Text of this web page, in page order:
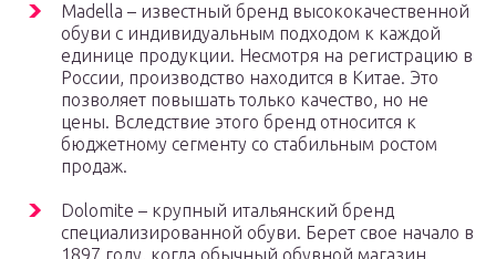
Madella – известный бренд высококачественной
обуви с индивидуальным подходом к каждой
единице продукции. Несмотря на регистрацию в
России, производство находится в Китае. Это
позволяет повышать только качество, но не
цены. Вследствие этого бренд относится к
бюджетному сегменту со стабильным ростом
продаж.
Dolomite – крупный итальянский бренд
специализированной обуви. Берет свое начало в
1897 году, когда обычный обувной магазин